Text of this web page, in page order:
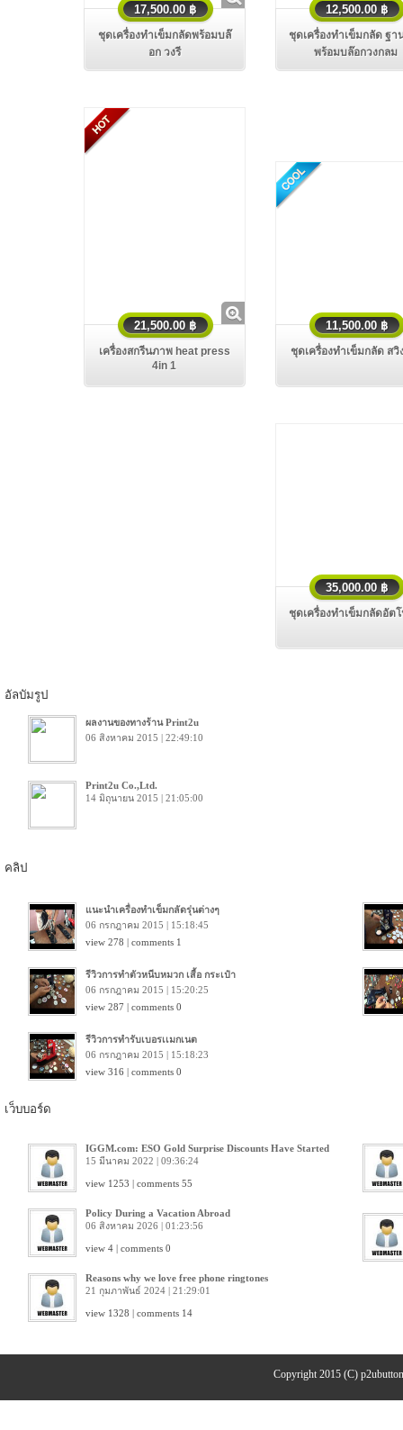
17,500.00 ฿
ชุดเครื่องทําเข็มกลัดพร้อมบล๊
อก วงรี
12,500.00 ฿
ชุดเครื่องทําเข็มกลัด ฐา
พร้อมบล๊อกวงกลม
21,500.00 ฿
เครื่องสกรีนภาพ heat press
4in 1
11,500.00 ฿
ชุดเครื่องทําเข็มกลัด สวิ
35,000.00 ฿
ชุดเครื่องทําเข็มกลัดอัต
อัลบัมรูป
ผลงานของทางร้าน Print2u
06 สิงหาคม 2015 | 22:49:10
Print2u Co.,Ltd.
14 มิถุนายน 2015 | 21:05:00
คลิป
แนะนําเครื่องทําเข็มกลัดรุ่นต่างๆ
06 กรกฎาคม 2015 | 15:18:45
view 278 | comments 1
รีวิวการทําตัวหนีบหมวก เสื้อ กระเป๋า
06 กรกฎาคม 2015 | 15:20:25
view 287 | comments 0
รีวิวการทํารับเบอรเเมกเนต
06 กรกฎาคม 2015 | 15:18:23
view 316 | comments 0
เว็บบอร์ด
IGGM.com: ESO Gold Surprise Discounts Have Started
15 มีนาคม 2022 | 09:36:24
view 1253 | comments 55
Policy During a Vacation Abroad
06 สิงหาคม 2026 | 01:23:56
view 4 | comments 0
Reasons why we love free phone ringtones
21 กุมภาพันธ์ 2024 | 21:29:01
view 1328 | comments 14
Copyright 2015 (C)